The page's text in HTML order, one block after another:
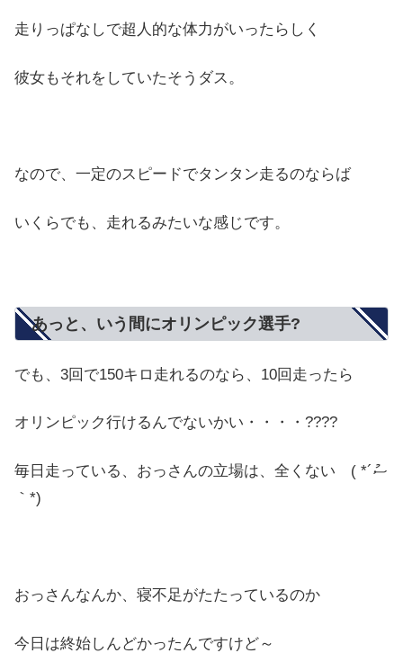
走りっぱなしで超人的な体力がいったらしく
彼女もそれをしていたそうダス。
なので、一定のスピードでタンタン走るのならば
いくらでも、走れるみたいな感じです。
あっと、いう間にオリンピック選手?
でも、3回で150キロ走れるのなら、10回走ったら
オリンピック行けるんでないかい・・・・????
毎日走っている、おっさんの立場は、全くない ( *´ސު
｀*)
おっさんなんか、寝不足がたたっているのか
今日は終始しんどかったんですけど～